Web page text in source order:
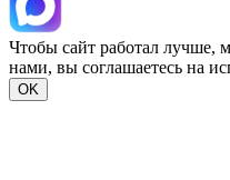
Чтобы сайт работал лучше,
нами, вы соглашаетесь на
OK